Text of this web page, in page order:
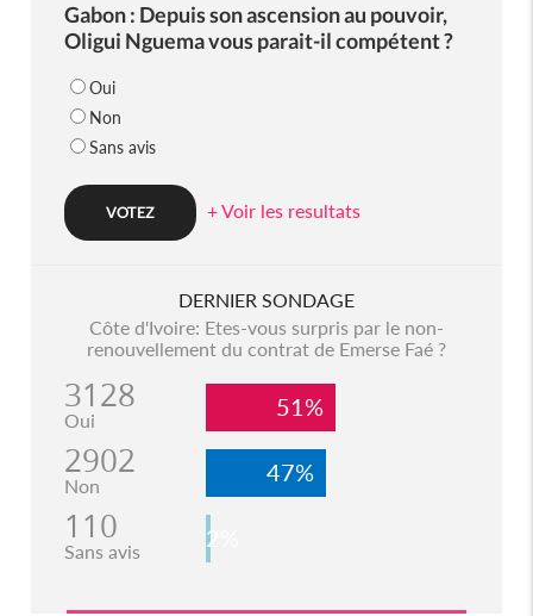
Gabon : Depuis son ascension au pouvoir,
Oligui Nguema vous parait-il compétent ?
Oui
Non
Sans avis
+ Voir les resultats
DERNIER SONDAGE
Côte d'Ivoire: Etes-vous surpris par le non-
renouvellement du contrat de Emerse Faé ?
3128
Oui 51%
2902
Non 47%
110
Sans avis 2%